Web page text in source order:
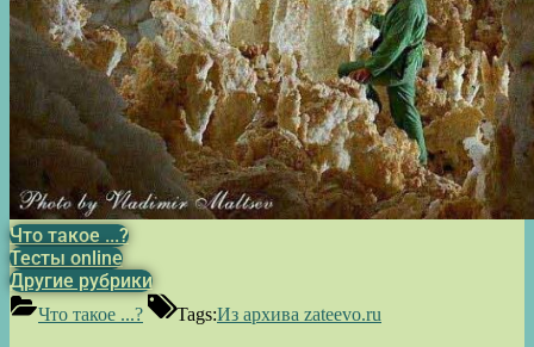
Что такое ...?
Тесты online
Другие рубрики
Что такое ...? Tags:Из архива zateevo.ru